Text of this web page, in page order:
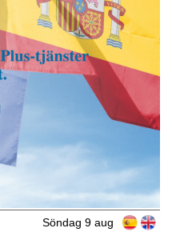
Söndag 9 aug